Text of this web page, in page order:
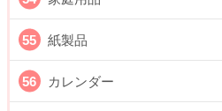
紙製品
カレンダー